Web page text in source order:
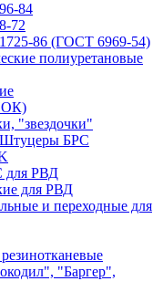
84
72
86 (ГОСТ 6969-54)
полиуретановые
"звездочки"
Штуцеры БРС
для РВД
для РВД
и переходные для
"Баргер",